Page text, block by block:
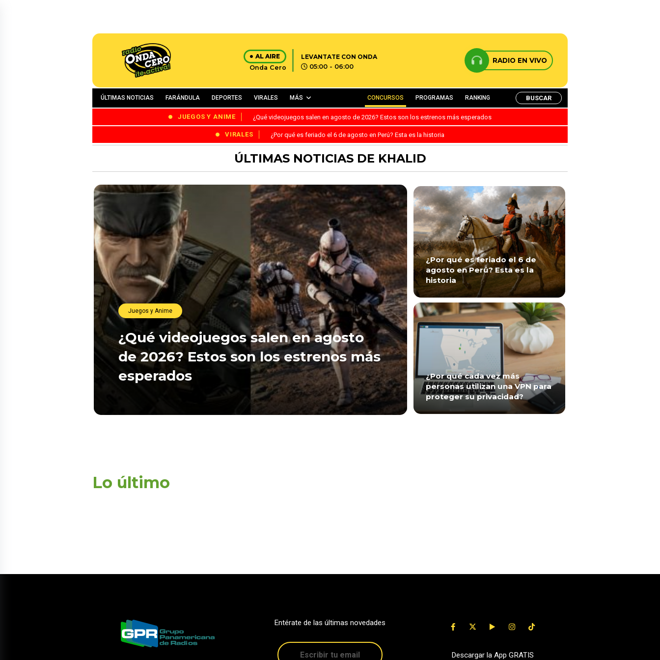
AL AIRE
Onda Cero
LEVANTATE CON ONDA
05:00 - 06:00
RADIO EN VIVO
ÚLTIMAS NOTICIAS FARÁNDULA DEPORTES VIRALES MÁS CONCURSOS PROGRAMAS RANKING BUSCAR
JUEGOS Y ANIME ¿Qué videojuegos salen en agosto de 2026? Estos son los estrenos más esperados
VIRALES ¿Por qué es feriado el 6 de agosto en Perú? Esta es la historia
ÚLTIMAS NOTICIAS DE KHALID
Juegos y Anime
¿Qué videojuegos salen en agosto
de 2026? Estos son los estrenos más
esperados
¿Por qué es feriado el 6 de
agosto en Perú? Esta es la
historia
¿Por qué cada vez más
personas utilizan una VPN para
proteger su privacidad?
Lo último
Entérate de las últimas novedades
Descargar la App GRATIS